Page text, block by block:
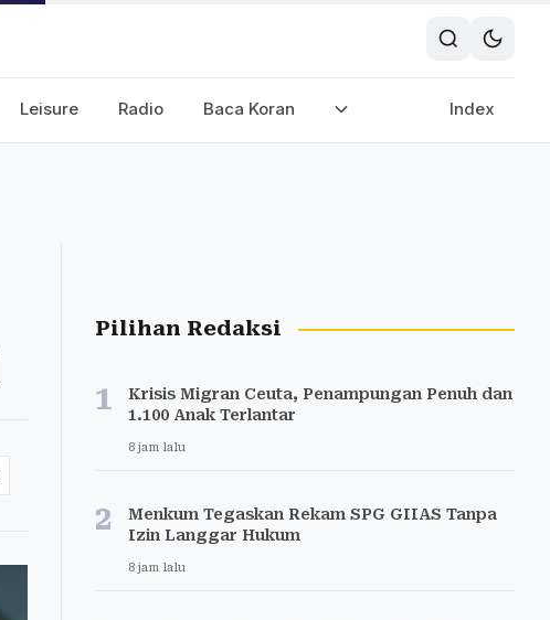
Leisure Radio Baca Koran Index
Pilihan Redaksi
1
Krisis Migran Ceuta, Penampungan Penuh dan
1.100 Anak Terlantar
8 jam lalu
2
Menkum Tegaskan Rekam SPG GIIAS Tanpa
Izin Langgar Hukum
8 jam lalu